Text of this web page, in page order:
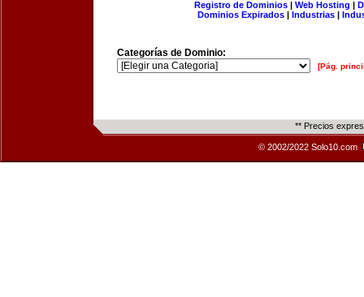
Registro de Dominios| Web Hosting |
Dominios Expirados | Industrias |
Categorías de Dominio:
[Pág.
** Precios
© 2002/2022 Solo10.com